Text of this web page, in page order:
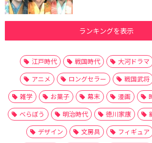
ランキングを表示
江戸時代 戦国時代 大河ドラマ
アニメ
ロングセラー 戦国武将
雑学
お菓子 幕末 漫画
べらぼう
明治時代 徳川家康
デザイン
文房具 フィギュア